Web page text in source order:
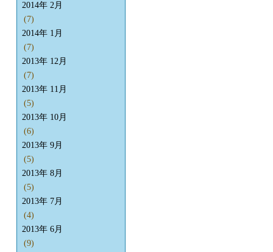
2014年 2月
(7)
2014年 1月
(7)
2013年 12月
(7)
2013年 11月
(5)
2013年 10月
(6)
2013年 9月
(5)
2013年 8月
(5)
2013年 7月
(4)
2013年 6月
(9)